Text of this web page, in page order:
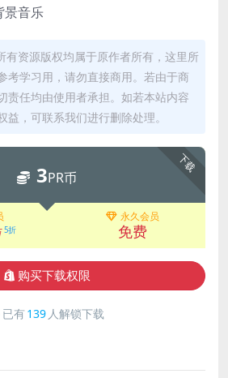
景音乐
有资源版权均属于原作者所有，这里所
考学习用，请勿直接商用。若由于商
责任均由使用者承担。如若本站内容
益，可联系我们进行删除处理。
下载
3PR币
5折
永久会员
免费
购买下载权限
已有139 人解锁下载